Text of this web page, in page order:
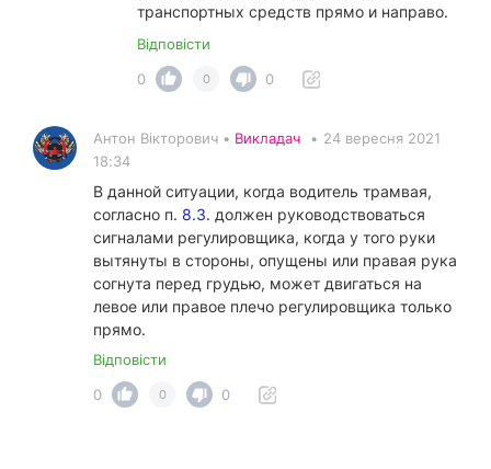
транспортных средств прямо и направо.
Відповісти
0
0 0
Антон Вікторович • Викладач • 24 вересня 2021
18:34
В данной ситуации, когда водитель трамвая,
согласно п. 8.3. должен руководствоваться
сигналами регулировщика, когда у того руки
вытянуты в стороны, опущены или правая рука
согнута перед грудью, может двигаться на
левое или правое плечо регулировщика только
прямо.
Відповісти
0
0 0